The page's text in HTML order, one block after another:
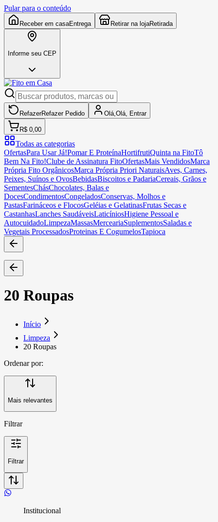
Pular para o conteúdo
Receber em casaEntrega Retirar na lojaRetirada
Informe seu CEP
RefazerRefazer Pedido Olá, Olá, Entrar
R$ 0,00
Todas as categorias
OfertasPara Usar Já!Pomar E ProteínaHortifrutiQuinta na FitoTô
Bem Na Fito!Clube de Assinatura FitoOfertasMais VendidosMarca
Própria Fito OrgânicosMarca Própria Priori NaturaisAves, Carnes,
Peixes, Suínos e OvosBebidasBiscoitos e PadariaCereais, Grãos e
SementesChásChocolates, Balas e
DocesCondimentosCongeladosConservas, Molhos e
PastasFarináceos e FlocosGeléias e GelatinasFrutas Secas e
CastanhasLanches SaudáveisLaticíniosHigiene Pessoal e
AutocuidadoLimpezaMassasMerceariaSuplementosSaladas e
Vegetais ProcessadosProteinas E CogumelosTapioca
20 Roupas
Início
Limpeza
20 Roupas
Ordenar por:
Mais relevantes
Filtrar
Filtrar
Institucional